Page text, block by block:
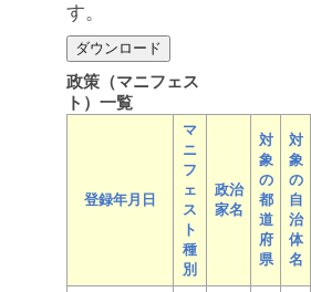
す。
政策（マニフェス
ト）一覧
登録年月日
マ
ニ
フ
ェ
ス
ト
種
別
政治
家名
対
象
の
都
道
府
県
対
象
の
自
治
体
名